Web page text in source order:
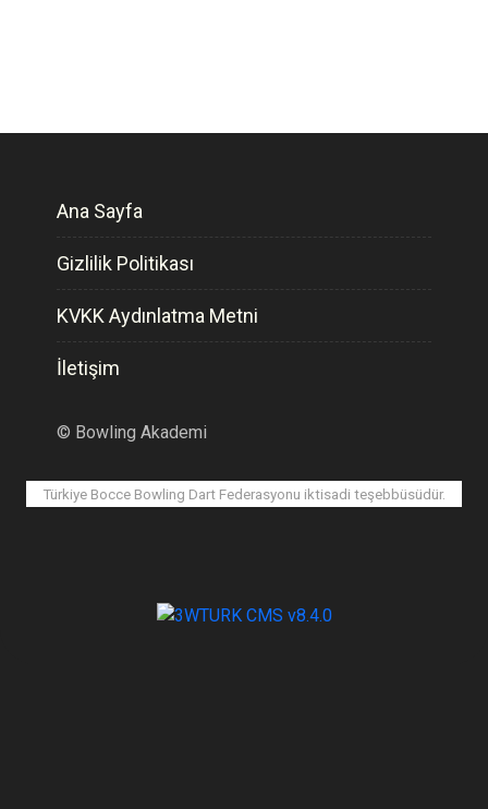
Ana Sayfa
Gizlilik Politikası
KVKK Aydınlatma Metni
İletişim
© Bowling Akademi
Türkiye Bocce Bowling Dart Federasyonu iktisadi teşebbüsüdür.